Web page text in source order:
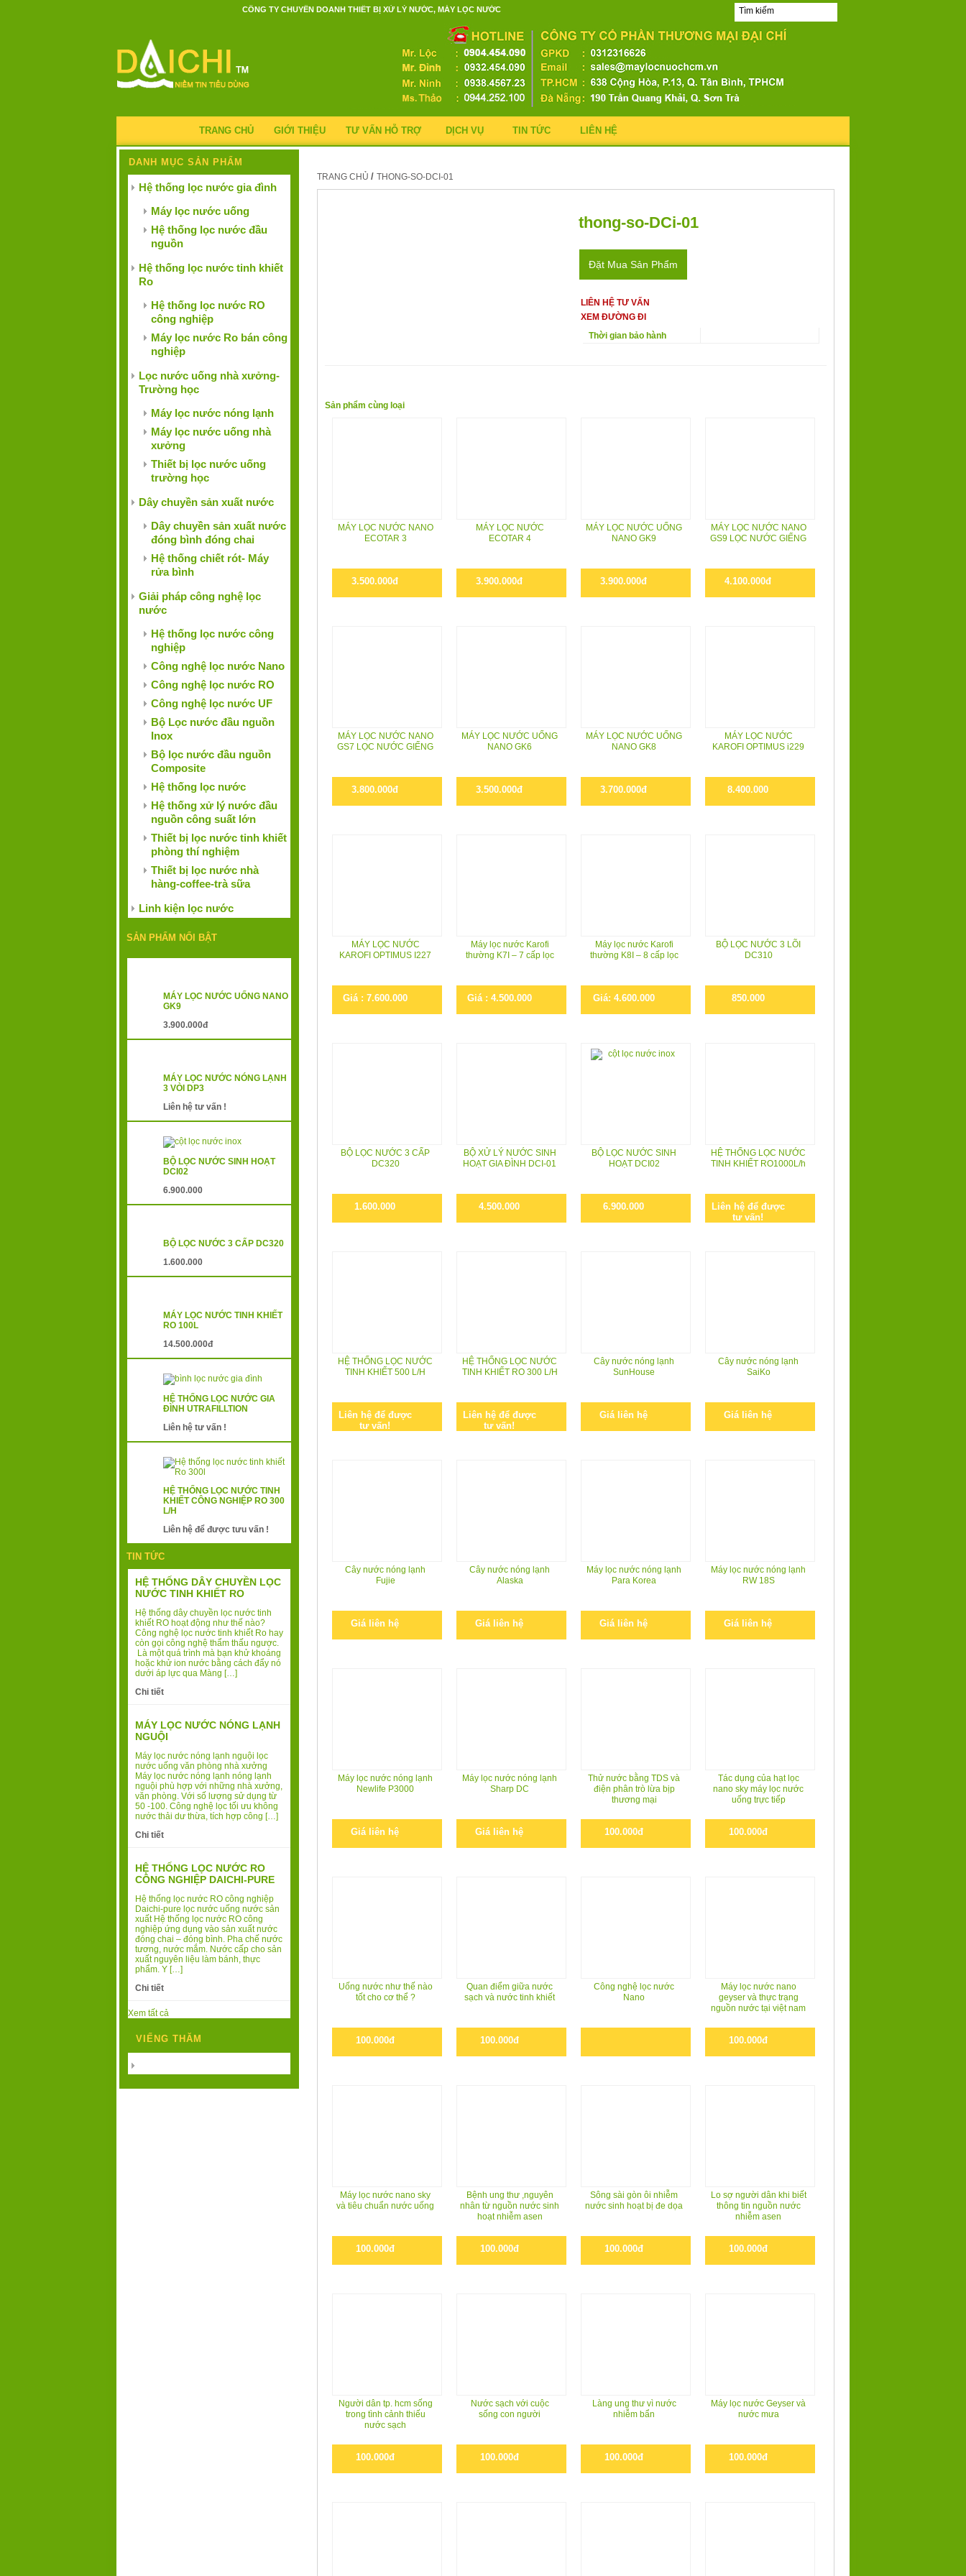
CÔNG TY CHUYÊN DOANH THIẾT BỊ XỬ LÝ NƯỚC, MÁY LỌC NƯỚC
TRANG CHỦ GIỚI THIỆU TƯ VẤN HỖ TRỢ DỊCH VỤ TIN TỨC LIÊN HỆ
DANH MỤC SẢN PHẨM
Hệ thống lọc nước gia đình
Máy lọc nước uống
Hệ thống lọc nước đầu
nguồn
Hệ thống lọc nước tinh khiết
Ro
Hệ thống lọc nước RO
công nghiệp
Máy lọc nước Ro bán công
nghiệp
Lọc nước uống nhà xưởng-
Trường học
Máy lọc nước nóng lạnh
Máy lọc nước uống nhà
xưởng
Thiết bị lọc nước uống
trường học
Dây chuyền sản xuất nước
Dây chuyền sản xuất nước
đóng bình đóng chai
Hệ thống chiết rót- Máy
rửa bình
Giải pháp công nghệ lọc
nước
Hệ thống lọc nước công
nghiệp
Công nghệ lọc nước Nano
Công nghệ lọc nước RO
Công nghệ lọc nước UF
Bộ Lọc nước đầu nguồn
Inox
Bộ lọc nước đầu nguồn
Composite
Hệ thống lọc nước
Hệ thống xử lý nước đầu
nguồn công suất lớn
Thiết bị lọc nước tinh khiết
phòng thí nghiệm
Thiết bị lọc nước nhà
hàng-coffee-trà sữa
Linh kiện lọc nước
SẢN PHẨM NỔI BẬT
MÁY LỌC NƯỚC UỐNG NANO
GK9
3.900.000đ
MÁY LỌC NƯỚC NÓNG LẠNH
3 VÒI DP3
Liên hệ tư vấn !
BỘ LỌC NƯỚC SINH HOẠT
DCI02
6.900.000
BỘ LỌC NƯỚC 3 CẤP DC320
1.600.000
MÁY LỌC NƯỚC TINH KHIẾT
RO 100L
14.500.000đ
HỆ THỐNG LỌC NƯỚC GIA
ĐÌNH UTRAFILLTION
Liên hệ tư vấn !
HỆ THỐNG LỌC NƯỚC TINH
KHIẾT CÔNG NGHIỆP RO 300
L/H
Liên hệ để được tưu vấn !
TIN TỨC
HỆ THỐNG DÂY CHUYỀN LỌC
NƯỚC TINH KHIẾT RO
Hệ thống dây chuyền lọc nước tinh
khiết RO hoạt động như thế nào?
Công nghệ lọc nước tinh khiết Ro hay
còn gọi công nghệ thẩm thấu ngược.
Là một quá trình mà bạn khử khoáng
hoặc khử ion nước bằng cách đẩy nó
dưới áp lực qua Màng […]
Chi tiết
MÁY LỌC NƯỚC NÓNG LẠNH
NGUỘI
Máy lọc nước nóng lạnh nguội lọc
nước uống văn phòng nhà xưởng
Máy lọc nước nóng lạnh nóng lạnh
nguội phù hợp với những nhà xưởng,
văn phòng. Với số lượng sử dụng từ
50 -100. Công nghệ lọc tối ưu không
nước thải dư thừa, tích hợp công […]
Chi tiết
HỆ THỐNG LỌC NƯỚC RO
CÔNG NGHIỆP DAICHI-PURE
Hệ thống lọc nước RO công nghiệp
Daichi-pure lọc nước uống nước sản
xuất Hệ thống lọc nước RO công
nghiệp ứng dụng vào sản xuất nước
đóng chai – đóng bình. Pha chế nước
tương, nước mắm. Nước cấp cho sản
xuất nguyên liệu làm bánh, thực
phẩm. Y […]
Chi tiết
Xem tất cả
VIẾNG THĂM
TRANG CHỦ / THONG-SO-DCI-01
thong-so-DCi-01
Đặt Mua Sản Phẩm
LIÊN HỆ TƯ VẤN
XEM ĐƯỜNG ĐI
Thời gian bảo hành
Sản phẩm cùng loại
MÁY LỌC NƯỚC NANO
ECOTAR 3
3.500.000đ
MÁY LỌC NƯỚC
ECOTAR 4
3.900.000đ
MÁY LỌC NƯỚC UỐNG
NANO GK9
3.900.000đ
MÁY LỌC NƯỚC NANO
GS9 LỌC NƯỚC GIẾNG
4.100.000đ
MÁY LỌC NƯỚC NANO
GS7 LỌC NƯỚC GIẾNG
3.800.000đ
MÁY LỌC NƯỚC UỐNG
NANO GK6
3.500.000đ
MÁY LỌC NƯỚC UỐNG
NANO GK8
3.700.000đ
MÁY LỌC NƯỚC
KAROFI OPTIMUS i229
8.400.000
MÁY LỌC NƯỚC
KAROFI OPTIMUS I227
Giá : 7.600.000
Máy lọc nước Karofi
thường K7I – 7 cấp lọc
Giá : 4.500.000
Máy lọc nước Karofi
thường K8I – 8 cấp lọc
Giá: 4.600.000
BỘ LỌC NƯỚC 3 LÕI
DC310
850.000
BỘ LỌC NƯỚC 3 CẤP
DC320
1.600.000
BỘ XỬ LÝ NƯỚC SINH
HOẠT GIA ĐÌNH DCI-01
4.500.000
BỘ LỌC NƯỚC SINH
HOẠT DCI02
6.900.000
HỆ THỐNG LỌC NƯỚC
TINH KHIẾT RO1000L/h
Liên hệ để được
tư vấn!
HỆ THỐNG LỌC NƯỚC
TINH KHIẾT 500 L/H
Liên hệ để được
tư vấn!
HỆ THỐNG LỌC NƯỚC
TINH KHIẾT RO 300 L/H
Liên hệ để được
tư vấn!
Cây nước nóng lạnh
SunHouse
Giá liên hệ
Cây nước nóng lạnh
SaiKo
Giá liên hệ
Cây nước nóng lạnh
Fujie
Giá liên hệ
Cây nước nóng lạnh
Alaska
Giá liên hệ
Máy lọc nước nóng lạnh
Para Korea
Giá liên hệ
Máy lọc nước nóng lạnh
RW 18S
Giá liên hệ
Máy lọc nước nóng lạnh
Newlife P3000
Giá liên hệ
Máy lọc nước nóng lạnh
Sharp DC
Giá liên hệ
Thử nước bằng TDS và
điện phân trò lừa bịp
thương mại
100.000đ
Tác dụng của hạt lọc
nano sky máy lọc nước
uống trực tiếp
100.000đ
Uống nước như thế nào
tốt cho cơ thể ?
100.000đ
Quan điểm giữa nước
sạch và nước tinh khiết
100.000đ
Công nghệ lọc nước
Nano
Máy lọc nước nano
geyser và thực trạng
nguồn nước tại việt nam
100.000đ
Máy lọc nước nano sky
và tiêu chuẩn nước uống
100.000đ
Bệnh ung thư ,nguyên
nhân từ nguồn nước sinh
hoạt nhiễm asen
100.000đ
Sông sài gòn ôi nhiễm
nước sinh hoạt bị đe dọa
100.000đ
Lo sợ người dân khi biết
thông tin nguồn nước
nhiễm asen
100.000đ
Người dân tp. hcm sống
trong tình cảnh thiếu
nước sạch
100.000đ
Nước sạch với cuộc
sống con người
100.000đ
Làng ung thư vì nước
nhiễm bẩn
100.000đ
Máy lọc nước Geyser và
nước mưa
100.000đ